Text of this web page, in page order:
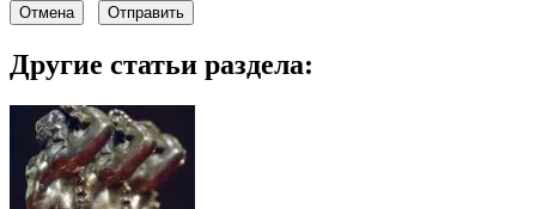
Отмена Отправить
Другие статьи раздела: